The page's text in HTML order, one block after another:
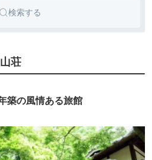
検索する
荘
築の風情ある旅館